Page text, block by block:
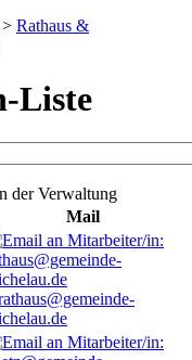
> Rathaus &
Liste
der Verwaltung
Mail